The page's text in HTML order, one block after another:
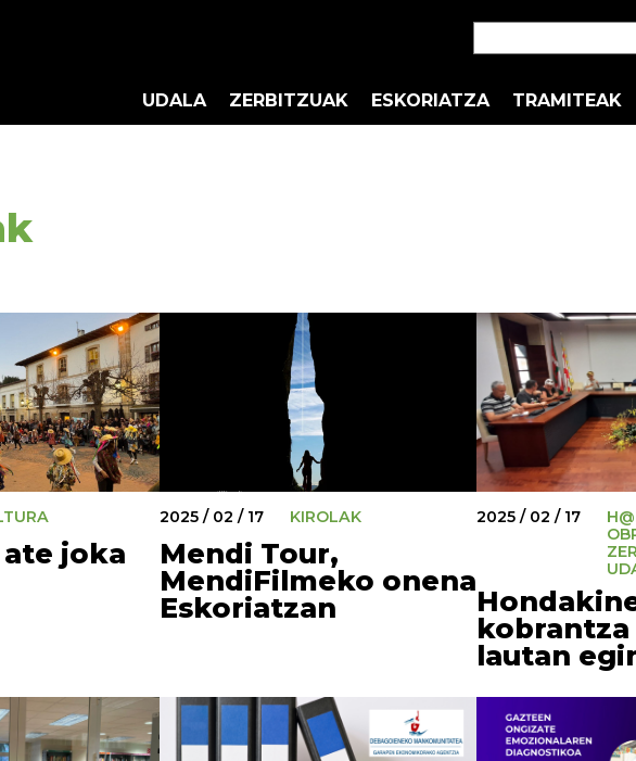
UDALA ZERBITZUAK ESKORIATZA TRAMITEAK
joka
2025 / 02 / 17 KIROLAK
Mendi Tour,
MendiFilmeko onena
Eskoriatzan
2025 / 02 / 17
lautan